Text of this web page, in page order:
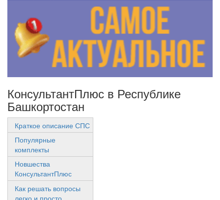
КонсультантПлюс в Республике
Башкортостан
Краткое описание СПС
Популярные
комплекты
Новшества
КонсультантПлюс
Как решать вопросы
легко и просто